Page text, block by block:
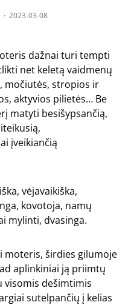
2023-03-08
dažnai turi tempti
net keletą vaidmenų
močiutės, stropios ir
aktyvios pilietės… Be
matyti besišypsančią,
įveikiančią
vėjavaikiška,
kovotoja, namų
mylinti, dvasinga.
moteris, širdies gilumoje
aplinkiniai ją priimtų
visomis dešimtimis
sutelpančių į kelias